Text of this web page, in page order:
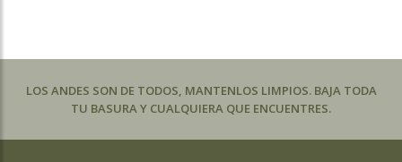
LOS ANDES SON DE TODOS, MANTENLOS LIMPIOS. BAJA TODA
TU BASURA Y CUALQUIERA QUE ENCUENTRES.